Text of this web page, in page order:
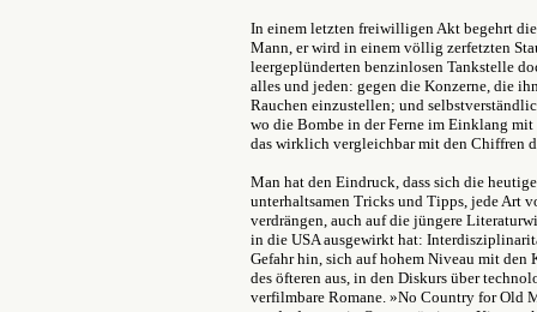
In einem letzten freiwilligen Akt begehrt
Mann, er wird in einem völlig zerfetzten
leergeplünderten benzinlosen Tankstelle
alles und jeden: gegen die Konzerne, die
Rauchen einzustellen; und
wo die Bombe in der Ferne im Einklang
das wirklich vergleichbar mit den Chiffren
Man hat den Eindruck, dass sich die
unterhaltsamen Tricks und Tipps, jede Art
verdrängen, auch auf die jüngere
in die USA ausgewirkt hat:
Gefahr hin, sich auf hohem Niveau mit
des öfteren aus, in den Diskurs über
verfilmbare Romane. »No Country for Old